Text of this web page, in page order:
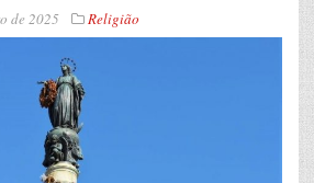
de 2025 Religião